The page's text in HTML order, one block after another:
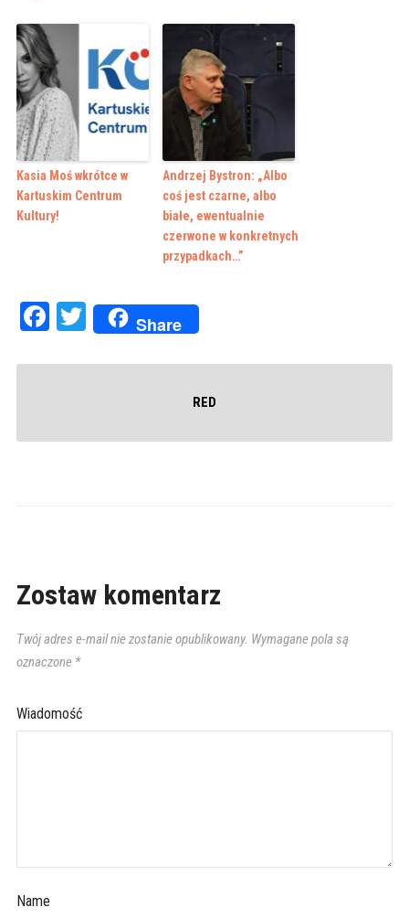
Kasia Moś wkrótce w
Kartuskim Centrum
Kultury!
Andrzej Bystron: „Albo
coś jest czarne, albo
białe, ewentualnie
czerwone w konkretnych
przypadkach…”
Facebook
Twitter
Share
RED
Zostaw komentarz
Twój adres e-mail nie zostanie opublikowany. Wymagane pola są
oznaczone *
Wiadomość
Name